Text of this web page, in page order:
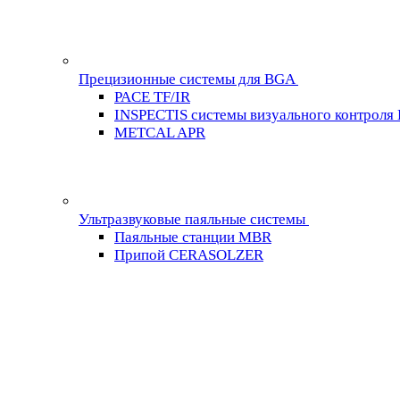
Прецизионные системы для BGA
PACE TF/IR
INSPECTIS системы визуального контроля
METCAL APR
Ультразвуковые паяльные системы
Паяльные станции MBR
Припой CERASOLZER